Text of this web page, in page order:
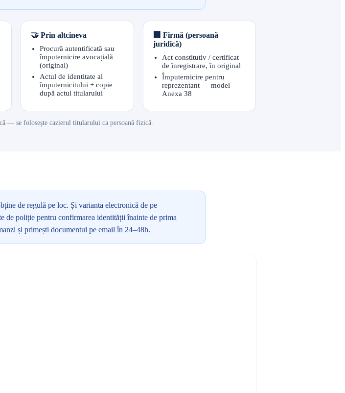
🤝 Prin altcineva
Procură autentificată sau
împuternicire avocațială
(original)
Actul de identitate al
împuternicitului + copie
după actul titularului
🏢 Firmă (persoană
juridică)
Act constitutiv / certificat
de înregistrare, în original
Împuternicire pentru
reprezentant — model
Anexa 38
— se folosește cazierul titularului ca persoană fizică.
de regulă pe loc. Și varianta electronică de pe
de poliție pentru confirmarea identității înainte de prima
și primești documentul pe email în 24–48h.